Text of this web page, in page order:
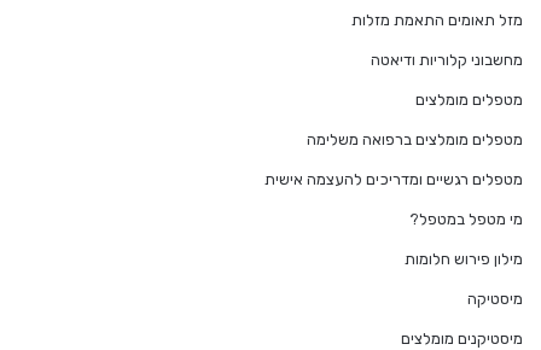
מזל תאומים התאמת מזלות
מחשבוני קלוריות ודיאטה
מטפלים מומלצים
מטפלים מומלצים ברפואה משלימה
מטפלים רגשיים ומדריכים להעצמה אישית
מי מטפל במטפל?
מילון פירוש חלומות
מיסטיקה
מיסטיקנים מומלצים